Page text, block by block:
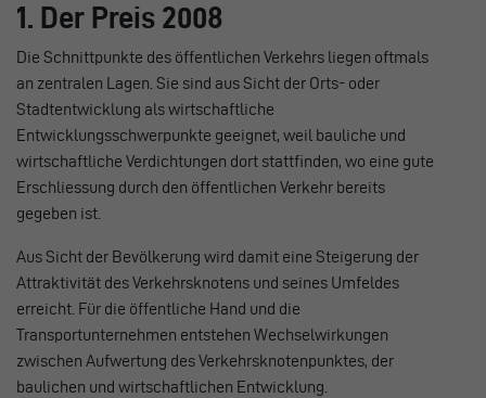
1. Der Preis 2008
Die Schnittpunkte des öffentlichen Verkehrs liegen oftmals
an zentralen Lagen. Sie sind aus Sicht der Orts- oder
Stadtentwicklung als wirtschaftliche
Entwicklungsschwerpunkte geeignet, weil bauliche und
wirtschaftliche Verdichtungen dort stattfinden, wo eine gute
Erschliessung durch den öffentlichen Verkehr bereits
gegeben ist.
Aus Sicht der Bevölkerung wird damit eine Steigerung der
Attraktivität des Verkehrsknotens und seines Umfeldes
erreicht. Für die öffentliche Hand und die
Transportunternehmen entstehen Wechselwirkungen
zwischen Aufwertung des Verkehrsknotenpunktes, der
baulichen und wirtschaftlichen Entwicklung.